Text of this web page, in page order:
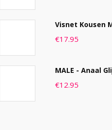
Visnet Kousen
€17.95
MALE - Anaal
€12.95